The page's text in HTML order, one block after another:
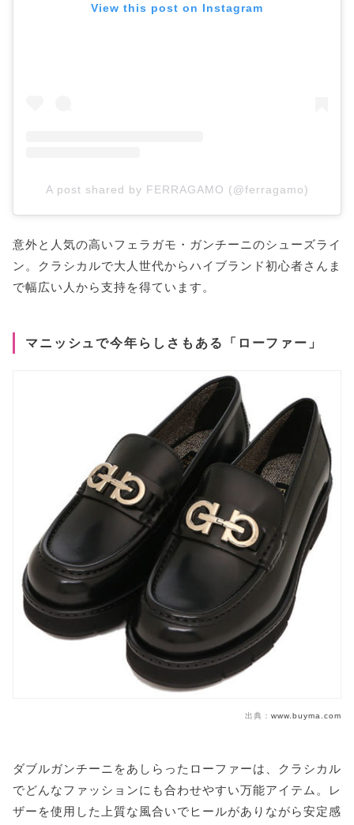
View this post on Instagram
A post shared by FERRAGAMO (@ferragamo)
意外と人気の高いフェラガモ・ガンチーニのシューズライ
ン。クラシカルで大人世代からハイブランド初心者さんま
で幅広い人から支持を得ています。
マニッシュで今年らしさもある「ローファー」
出典： www.buyma.com
ダブルガンチーニをあしらったローファーは、クラシカル
でどんなファッションにも合わせやすい万能アイテム。レ
ザーを使用した上質な風合いでヒールがありながら安定感